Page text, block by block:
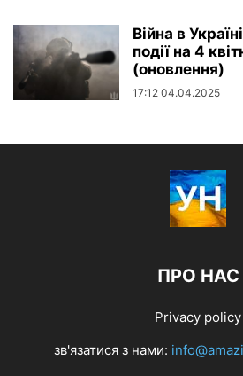
Війна в
події на 4
(оновлення)
17:12 04.04.2025
ПРО НАС
Privacy policy
зв'язатися з нами: